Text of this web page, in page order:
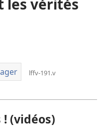
les vérités
lffv-191.v
(vidéos)